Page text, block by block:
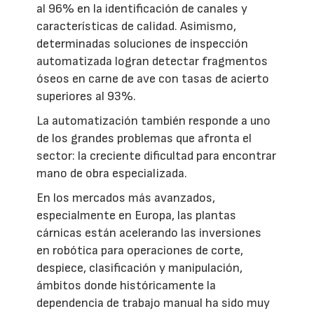
al 96% en la identificación de canales y
características de calidad. Asimismo,
determinadas soluciones de inspección
automatizada logran detectar fragmentos
óseos en carne de ave con tasas de acierto
superiores al 93%.
La automatización también responde a uno
de los grandes problemas que afronta el
sector: la creciente dificultad para encontrar
mano de obra especializada.
En los mercados más avanzados,
especialmente en Europa, las plantas
cárnicas están acelerando las inversiones
en robótica para operaciones de corte,
despiece, clasificación y manipulación,
ámbitos donde históricamente la
dependencia de trabajo manual ha sido muy